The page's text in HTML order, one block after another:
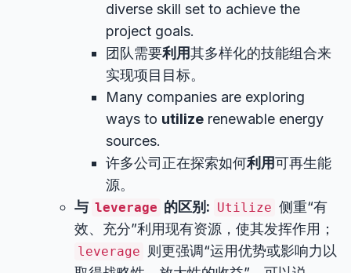
diverse skill set to achieve the
project goals.
团队需要利用其多样化的技能组合来
实现项目目标。
Many companies are exploring
ways to utilize renewable energy
sources.
许多公司正在探索如何利用可再生能
源。
与 leverage 的区别: Utilize 侧重“有
效、充分”利用现有资源，使其发挥作用；
leverage
则更强调“运用优势或影响力以